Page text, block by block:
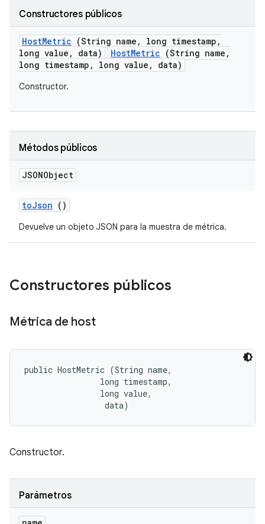
Constructores públicos
HostMetric (String name , long timestamp ,
long value , data) HostMetric (String name,
long timestamp, long value, data)
Constructor.
Métodos públicos
JSONObject
toJson ()
Devuelve un objeto JSON para la muestra de métrica.
Constructores públicos
Métrica de host
public HostMetric (String name,
                long timestamp,
                long value,
data)
Constructor.
Parámetros